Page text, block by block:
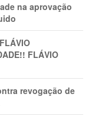
na aprovação
FLÁVIO
revogação de